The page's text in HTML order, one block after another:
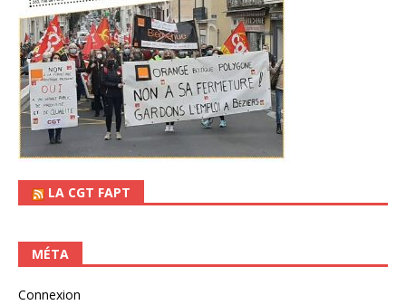
LA CGT FAPT
MÉTA
Connexion